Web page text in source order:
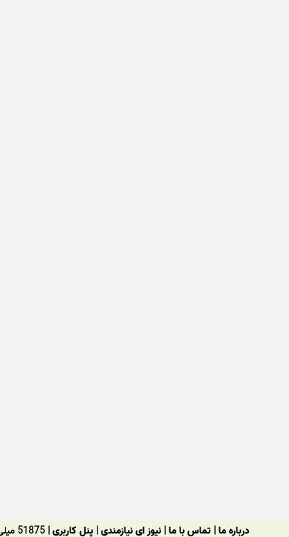
درباره ما|تماس با ما|نیوز ای نیازمندی|پنل کاربری| 51875 میلی ثانیه